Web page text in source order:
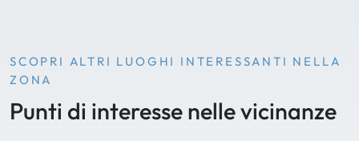
SCOPRI ALTRI LUOGHI INTERESSANTI NELLA
ZONA
Punti di interesse nelle vicinanze